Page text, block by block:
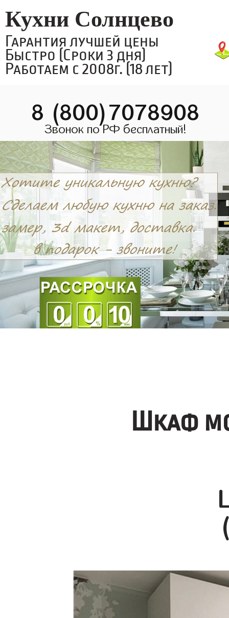
Кухни Солнцево
Гарантия лучшей цены
Быстро (Сроки 3 дня)
Работаем с 2008г. (18 лет)
8 (800)7078908
Звонок по РФ бесплатный!
Шкаф